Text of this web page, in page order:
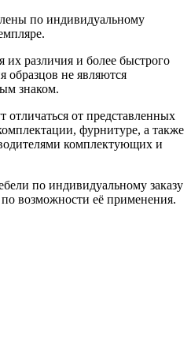
по индивидуальному
различия и более быстрого
образцов не являются
знаком.
отличаться от представленных
фурнитуре, а также
комплектующих и
по индивидуальному заказу
возможности её применения.